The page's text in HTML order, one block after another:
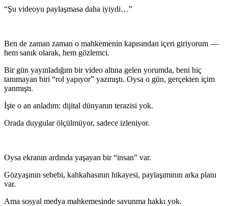
“Şu videoyu paylaşmasa daha iyiydi…”
Ben de zaman zaman o mahkemenin kapısından içeri giriyorum —
hem sanık olarak, hem gözlemci.
Bir gün yayınladığım bir video altına gelen yorumda, beni hiç
tanımayan biri “rol yapıyor” yazmıştı. Oysa o gün, gerçekten içim
yanmıştı.
İşte o an anladım: dijital dünyanın terazisi yok.
Orada duygular ölçülmüyor, sadece izleniyor.
Oysa ekranın ardında yaşayan bir “insan” var.
Gözyaşının sebebi, kahkahasının hikayesi, paylaşımının arka planı
var.
Ama sosyal medya mahkemesinde savunma hakkı yok.